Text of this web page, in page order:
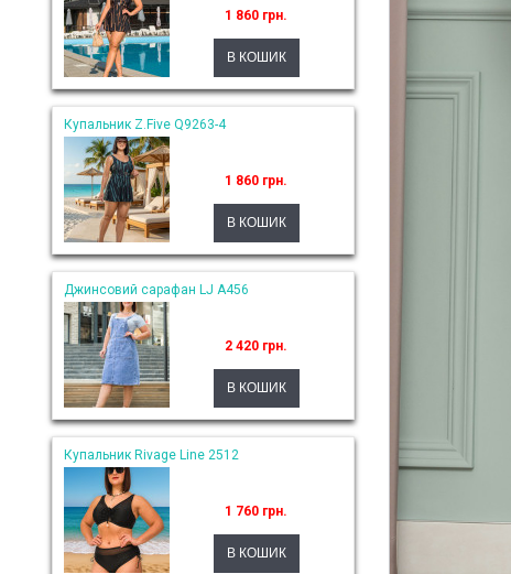
1 860 грн.
Купальник Z.Five Q9263-4
1 860 грн.
Джинсовий сарафан LJ A456
2 420 грн.
Купальник Rivage Line 2512
1 760 грн.